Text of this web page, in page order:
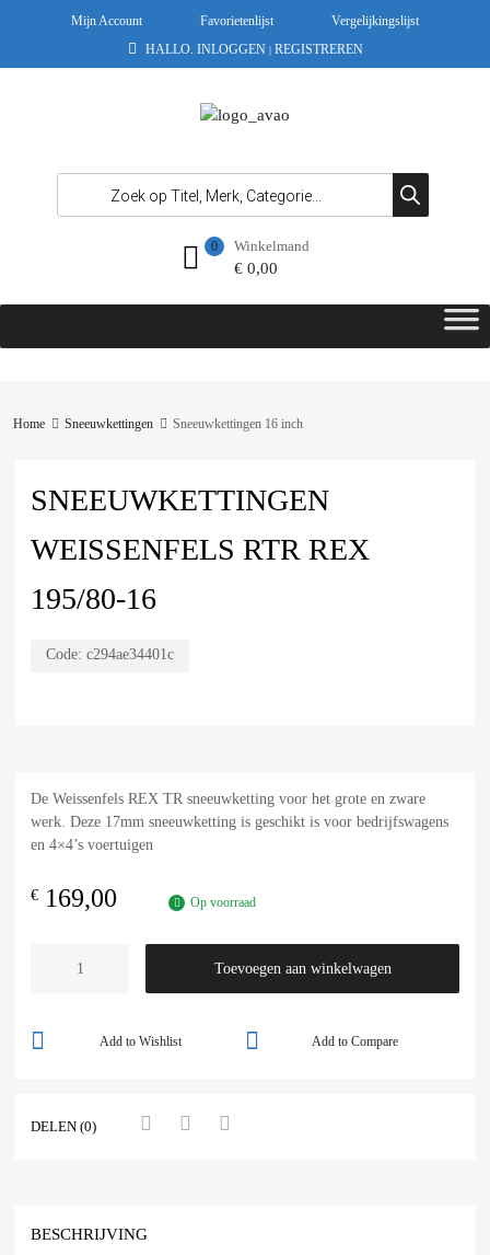
Mijn Account Favorietenlijst
Vergelijkingslijst
HALLO. INLOGGEN | REGISTREREN
Winkelmand
€0,00
0
Home Sneeuwkettingen Sneeuwkettingen 16 inch
SNEEUWKETTINGEN
WEISSENFELS RTR REX
195/80-16
Code: c294ae34401c
De Weissenfels REX TR sneeuwketting voor het grote en zware
werk. Deze 17mm sneeuwketting is geschikt is voor bedrijfswagens
en 4×4’s voertuigen
€ 169,00 Op voorraad
Toevoegen aan winkelwagen
Add to Compare
Add to Wishlist
DELEN (0)
BESCHRIJVING